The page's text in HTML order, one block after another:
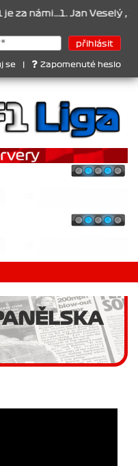
Jan Veselý , 2. Jan
se Zapomenuté heslo